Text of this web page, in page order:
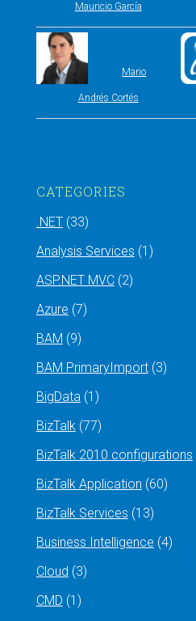
Mauricio García
Mario
Andrés Cortés
CATEGORIES
.NET(33)
Analysis Services (1)
ASP.NET MVC(2)
Azure (7)
BAM (9)
BAM PrimaryImport(3)
BigData(1)
BizTalk(77)
BizTalk 2010 configurations
BizTalk Application (60)
BizTalk Services (13)
Business Intelligence (4)
Cloud (3)
CMD (1)